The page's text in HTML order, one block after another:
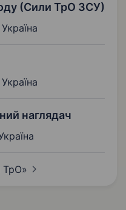
(Сили ТрО ЗСУ)
наглядач
ТрО»